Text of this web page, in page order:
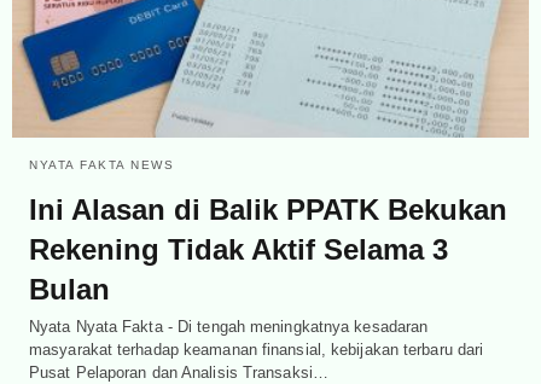
NYATA FAKTA NEWS
Ini Alasan di Balik PPATK Bekukan
Rekening Tidak Aktif Selama 3
Bulan
Nyata Nyata Fakta - Di tengah meningkatnya kesadaran
masyarakat terhadap keamanan finansial, kebijakan terbaru dari
Pusat Pelaporan dan Analisis Transaksi…